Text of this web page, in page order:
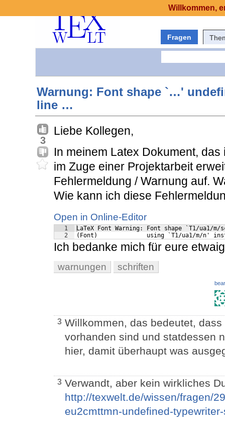
Fragen
Warnung: Font shape `…'
line …
3
Liebe Kollegen,
In meinem Latex Dokument,
im Zuge einer Projektarbeit
Fehlermeldung / Warnung auf.
Wie kann ich diese
Open in Online-Editor
1
2
LaTeX Font Warning: Font shape `T1/ua1/
(Font)              using `T1/ua1/m/n'
Ich bedanke mich für eure
warnungen schriften
3 Willkommen, das bedeutet,
vorhanden sind und statdessen
hier, damit überhaupt was
3 Verwandt, aber kein wirkliches
http://texwelt.de/wissen/fragen/
eu2cmttmn-undefined-
Willkommen,